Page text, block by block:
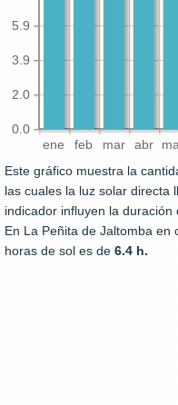
ene feb mar abr
0.0
2.0
3.9
5.9
Este gráfico muestra la
las cuales la luz solar directa
indicador influyen la
En La Peñita de Jaltomba
horas de sol es de 6.4 h.